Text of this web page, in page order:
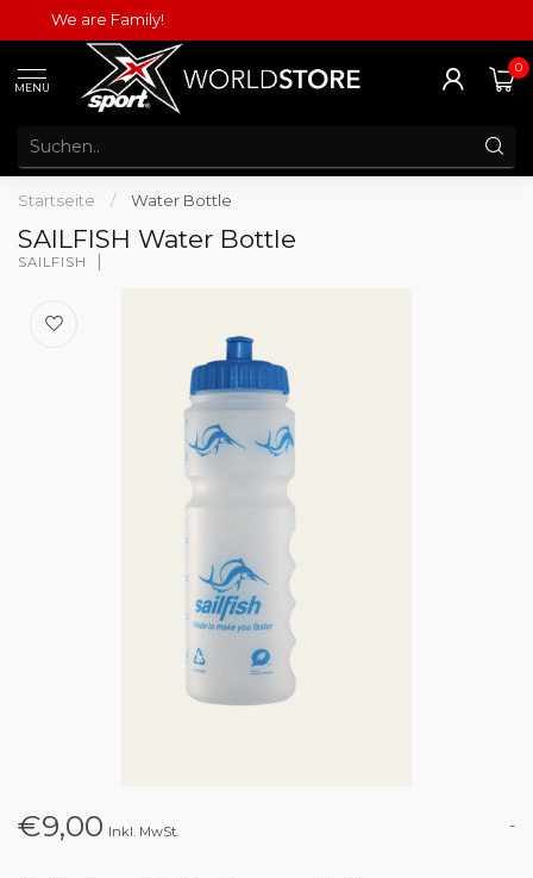
We are Family!
MENU
0
Startseite / Water Bottle
SAILFISH Water Bottle
SAILFISH
€9,00 Inkl. MwSt. -